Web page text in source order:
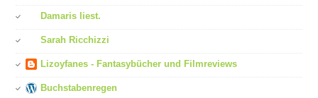
Damaris liest.
Sarah Ricchizzi
Lizoyfanes - Fantasybücher und Filmreviews
Buchstabenregen